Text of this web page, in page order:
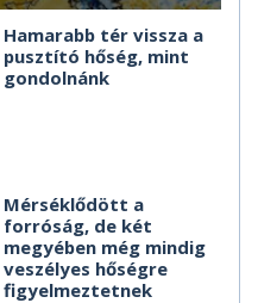
Hamarabb tér vissza a
pusztító hőség, mint
gondolnánk
Mérséklődött a
forróság, de két
megyében még mindig
veszélyes hőségre
figyelmeztetnek